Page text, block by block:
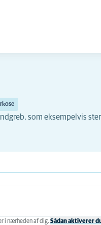
som eksempelvis
i nærheden af ​​dig. Sådan aktiverer